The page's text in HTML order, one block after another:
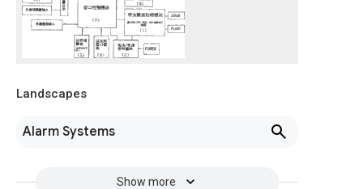
Landscapes
Alarm Systems
Show more